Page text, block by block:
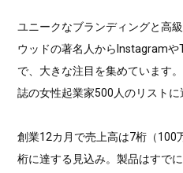
ユニークなブランディングと高
ウッドの著名人からInstagramや
で、大きな注目を集めています
誌の女性起業家500人のリストに
創業12カ月で売上高は7桁（100
桁に達する見込み。製品はすで